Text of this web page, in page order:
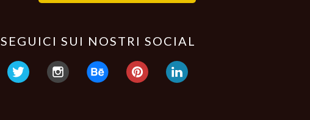
SEGUICI SUI NOSTRI SOCIAL